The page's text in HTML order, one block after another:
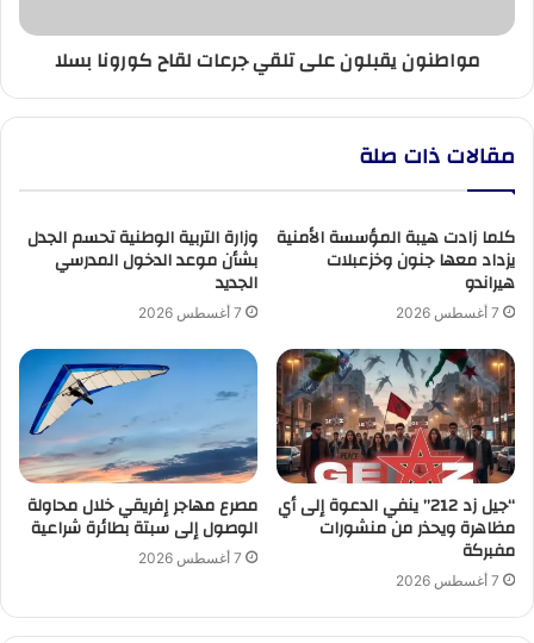
مواطنون يقبلون على تلقي جرعات لقاح كورونا بسلا
مقالات ذات صلة
كلما زادت هيبة المؤسسة الأمنية
يزداد معها جنون وخزعبلات
هيراندو
7 أغسطس 2026
وزارة التربية الوطنية تحسم الجدل
بشأن موعد الدخول المدرسي
الجديد
7 أغسطس 2026
“جيل زد 212” ينفي الدعوة إلى أي
مظاهرة ويحذر من منشورات
مفبركة
7 أغسطس 2026
مصرع مهاجر إفريقي خلال محاولة
الوصول إلى سبتة بطائرة شراعية
7 أغسطس 2026